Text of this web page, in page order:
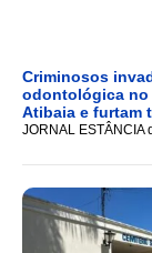
Criminosos
odontológica no
Atibaia e furtam
JORNAL ESTÂNCIA